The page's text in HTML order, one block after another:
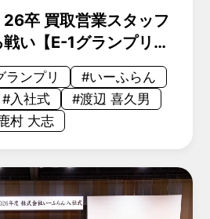
26卒 買取営業スタッフ
い【E-1グランプリ
ランプリ
#いーふらん
#入社式
#渡辺 喜久男
村 大志